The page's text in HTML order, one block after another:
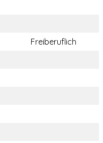
Freiberuflich